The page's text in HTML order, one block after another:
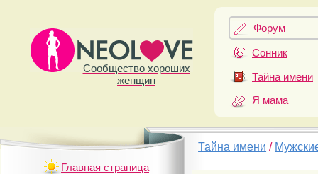
Сообщество хороших
женщин
Форум
Сонник
Тайна имени
Я мама
Тайна имени /
Главная страница